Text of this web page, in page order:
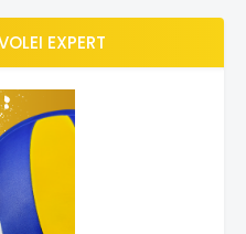
EXPERT